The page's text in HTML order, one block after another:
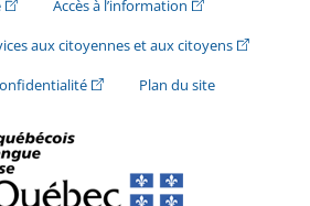
Accès à l’information
aux citoyennes et aux citoyens(Cet
(Cet hyperlien externe s'ouvrira
Plan du site